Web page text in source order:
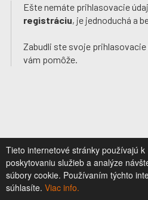
Tieto internetové stránky používajú k
poskytovaniu služieb a analýze
súbory cookie. Používaním týchto
súhlasíte. Viac info.
Ešte nemáte prihlasovacie
registráciu, je jednoduchá a
Zabudli ste svoje prihlasovacie
vám pomôže.